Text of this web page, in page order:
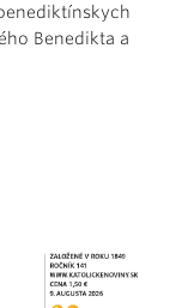
Benedikta a